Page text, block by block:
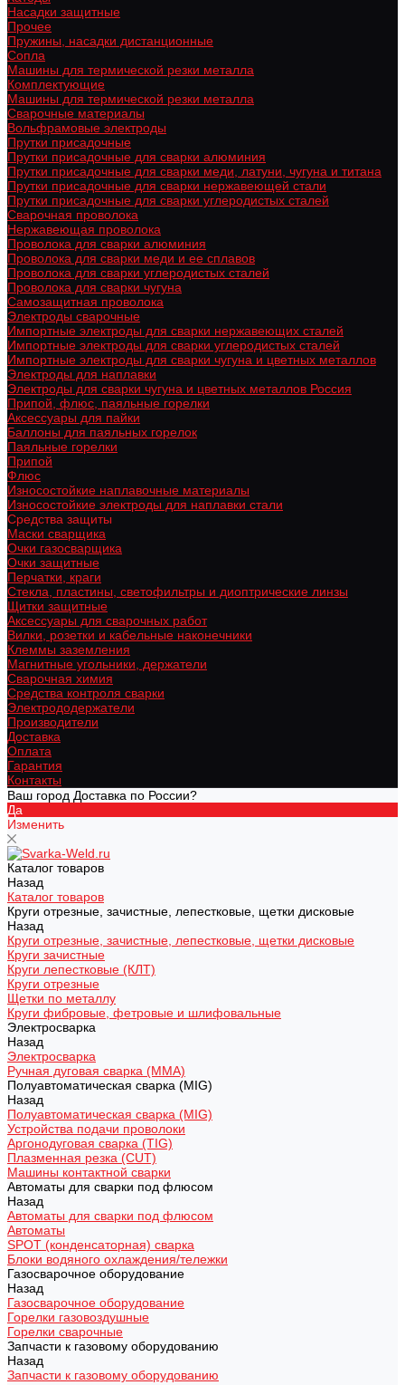
Насадки защитные
Прочее
Пружины, насадки дистанционные
Сопла
Машины для термической резки металла
Комплектующие
Машины для термической резки металла
Сварочные материалы
Вольфрамовые электроды
Прутки присадочные
Прутки присадочные для сварки алюминия
Прутки присадочные для сварки меди, латуни, чугуна и титана
Прутки присадочные для сварки нержавеющей стали
Прутки присадочные для сварки углеродистых сталей
Сварочная проволока
Нержавеющая проволока
Проволока для сварки алюминия
Проволока для сварки меди и ее сплавов
Проволока для сварки углеродистых сталей
Проволока для сварки чугуна
Самозащитная проволока
Электроды сварочные
Импортные электроды для сварки нержавеющих сталей
Импортные электроды для сварки углеродистых сталей
Импортные электроды для сварки чугуна и цветных металлов
Электроды для наплавки
Электроды для сварки чугуна и цветных металлов Россия
Припой, флюс, паяльные горелки
Аксессуары для пайки
Баллоны для паяльных горелок
Паяльные горелки
Припой
Флюс
Износостойкие наплавочные материалы
Износостойкие электроды для наплавки стали
Средства защиты
Маски сварщика
Очки газосварщика
Очки защитные
Перчатки, краги
Стекла, пластины, светофильтры и диоптрические линзы
Щитки защитные
Аксессуары для сварочных работ
Вилки, розетки и кабельные наконечники
Клеммы заземления
Магнитные угольники, держатели
Сварочная химия
Средства контроля сварки
Электрододержатели
Производители
Доставка
Оплата
Гарантия
Контакты
Ваш город Доставка по России?
Да
Изменить
Каталог товаров
Назад
Каталог товаров
Круги отрезные, зачистные, лепестковые, щетки дисковые
Назад
Круги отрезные, зачистные, лепестковые, щетки дисковые
Круги зачистные
Круги лепестковые (КЛТ)
Круги отрезные
Щетки по металлу
Круги фибровые, фетровые и шлифовальные
Электросварка
Назад
Электросварка
Ручная дуговая сварка (MMA)
Полуавтоматическая сварка (MIG)
Назад
Полуавтоматическая сварка (MIG)
Устройства подачи проволоки
Аргонодуговая сварка (TIG)
Плазменная резка (CUT)
Машины контактной сварки
Автоматы для сварки под флюсом
Назад
Автоматы для сварки под флюсом
Автоматы
SPOT (конденсаторная) сварка
Блоки водяного охлаждения/тележки
Газосварочное оборудование
Назад
Газосварочное оборудование
Горелки газовоздушные
Горелки сварочные
Запчасти к газовому оборудованию
Назад
Запчасти к газовому оборудованию